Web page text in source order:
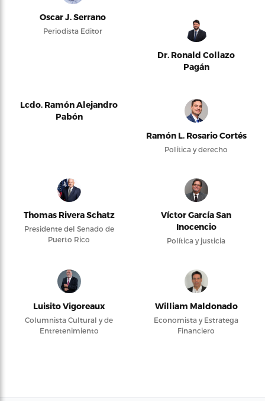
Oscar J. Serrano
Periodista Editor
Dr. Ronald Collazo
Pagán
Lcdo. Ramón Alejandro
Pabón
Ramón L. Rosario Cortés
Política y derecho
Thomas Rivera Schatz
Presidente del Senado de
Puerto Rico
Víctor García San
Inocencio
Política y justicia
Luisito Vigoreaux
Columnista Cultural y de
Entretenimiento
William Maldonado
Economista y Estratega
Financiero